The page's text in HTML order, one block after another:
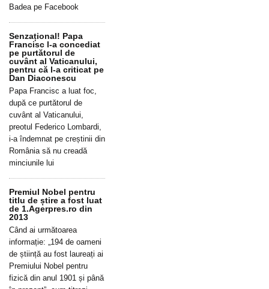
Badea pe Facebook
Senzațional! Papa
Francisc l-a concediat
pe purtătorul de
cuvânt al Vaticanului,
pentru că l-a criticat pe
Dan Diaconescu
Papa Francisc a luat foc,
după ce purtătorul de
cuvânt al Vaticanului,
preotul Federico Lombardi,
i-a îndemnat pe creștinii din
România să nu creadă
minciunile lui
Premiul Nobel pentru
titlu de știre a fost luat
de 1.Agerpres.ro din
2013
Când ai următoarea
informație: „194 de oameni
de știință au fost laureați ai
Premiului Nobel pentru
fizică din anul 1901 și până